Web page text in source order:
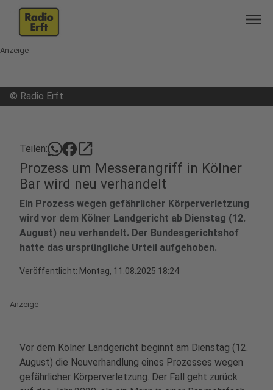
menu
Anzeige
© Radio Erft
Teilen: open_in_new
Prozess um Messerangriff in Kölner
Bar wird neu verhandelt
Ein Prozess wegen gefährlicher Körperverletzung
wird vor dem Kölner Landgericht ab Dienstag (12.
August) neu verhandelt. Der Bundesgerichtshof
hatte das ursprüngliche Urteil aufgehoben.
Veröffentlicht: Montag, 11.08.2025 18:24
Anzeige
Vor dem Kölner Landgericht beginnt am Dienstag (12.
August) die Neuverhandlung eines Prozesses wegen
gefährlicher Körperverletzung. Der Fall geht zurück